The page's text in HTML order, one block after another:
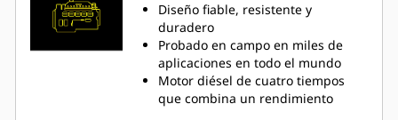
Diseño fiable, resistente y
duradero
Probado en campo en miles de
aplicaciones en todo el mundo
Motor diésel de cuatro tiempos
que combina un rendimiento